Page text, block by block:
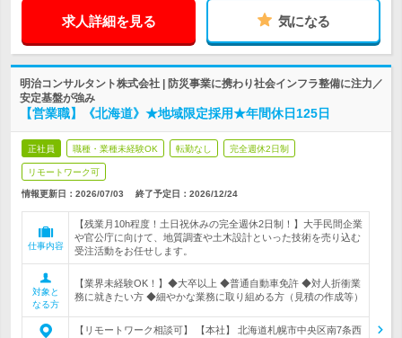
求人詳細を見る 気になる
明治コンサルタント株式会社 | 防災事業に携わり社会インフラ整備に注力／
安定基盤が強み
【営業職】《北海道》★地域限定採用★年間休日125日
正社員 職種・業種未経験OK 転勤なし 完全週休2日制
リモートワーク可
情報更新日：2026/07/03 終了予定日： 2026/12/24
仕事内容
【残業月10h程度！土日祝休みの完全週休2日制！】大手民間企業
や官公庁に向けて、地質調査や土木設計といった技術を売り込む
受注活動をお任せします。
対象と
なる方
【業界未経験OK！】◆大卒以上 ◆普通自動車免許 ◆対人折衝業
務に就きたい方 ◆細やかな業務に取り組める方（見積の作成等）
【リモートワーク相談可】 【本社】 北海道札幌市中央区南7条西